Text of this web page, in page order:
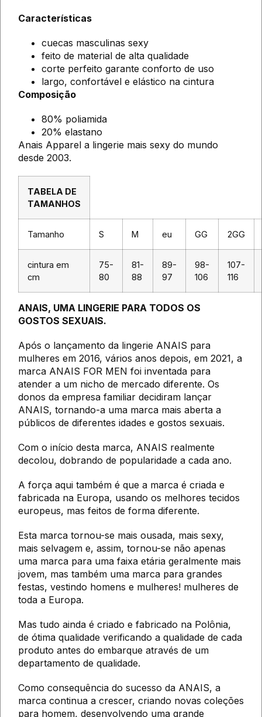
Características
cuecas masculinas sexy
feito de material de alta qualidade
corte perfeito garante conforto de uso
largo, confortável e elástico na cintura
Composição
80% poliamida
20% elastano
Anais Apparel a lingerie mais sexy do mundo
desde 2003.
TABELA DE
TAMANHOS
Tamanho S M eu GG 2GG
cintura em
cm
75-
80
81-
88
89-
97
98-
106
107-
116
ANAIS, UMA LINGERIE PARA TODOS OS
GOSTOS SEXUAIS.
Após o lançamento da lingerie ANAIS para
mulheres em 2016, vários anos depois, em 2021, a
marca ANAIS FOR MEN foi inventada para
atender a um nicho de mercado diferente. Os
donos da empresa familiar decidiram lançar
ANAIS, tornando-a uma marca mais aberta a
públicos de diferentes idades e gostos sexuais.
Com o início desta marca, ANAIS realmente
decolou, dobrando de popularidade a cada ano.
A força aqui também é que a marca é criada e
fabricada na Europa, usando os melhores tecidos
europeus, mas feitos de forma diferente.
Esta marca tornou-se mais ousada, mais sexy,
mais selvagem e, assim, tornou-se não apenas
uma marca para uma faixa etária geralmente mais
jovem, mas também uma marca para grandes
festas, vestindo homens e mulheres! mulheres de
toda a Europa.
Mas tudo ainda é criado e fabricado na Polônia,
de ótima qualidade verificando a qualidade de cada
produto antes do embarque através de um
departamento de qualidade.
Como consequência do sucesso da ANAIS, a
marca continua a crescer, criando novas coleções
para homem, desenvolvendo uma grande